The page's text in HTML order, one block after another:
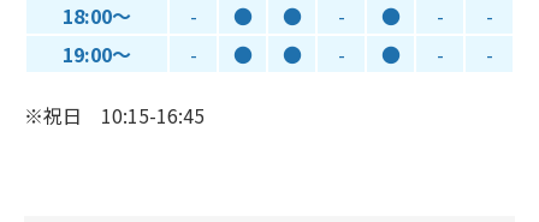
18:00～
- ● ● - ● -
-
19:00～
- ● ● - ● - -
※祝日 10:15-16:45